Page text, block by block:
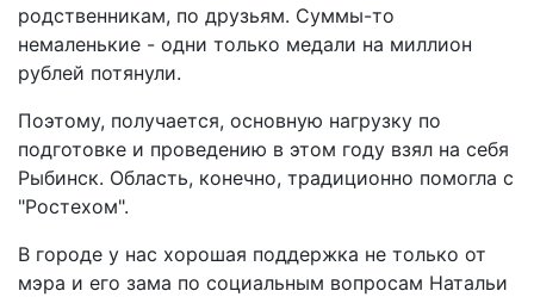
родственникам, по друзьям. Суммы-то
немаленькие - одни только медали на миллион
рублей потянули.
Поэтому, получается, основную нагрузку по
подготовке и проведению в этом году взял на себя
Рыбинск. Область, конечно, традиционно помогла с
"Ростехом".
В городе у нас хорошая поддержка не только от
мэра и его зама по социальным вопросам Натальи